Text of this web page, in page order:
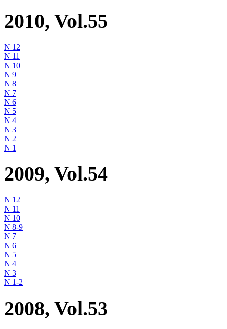
2010, Vol.55
N 12
N 11
N 10
N 9
N 8
N 7
N 6
N 5
N 4
N 3
N 2
N 1
2009, Vol.54
N 12
N 11
N 10
N 8-9
N 7
N 6
N 5
N 4
N 3
N 1-2
2008, Vol.53